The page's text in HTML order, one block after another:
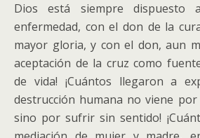
Dios está siempre dispuesto
enfermedad, con el don de la
mayor gloria, y con el don, aun
aceptación de la cruz como
de vida! ¡Cuántos llegaron a
destrucción humana no viene
sino por sufrir sin sentido!